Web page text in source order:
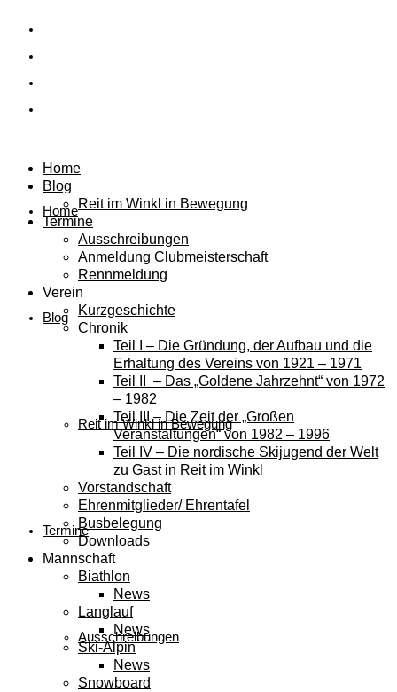
Home
Blog
Reit im Winkl in Bewegung
Termine
Ausschreibungen
Home
Blog
Reit im Winkl in Bewegung
Termine
Ausschreibungen
Anmeldung Clubmeisterschaft
Rennmeldung
Verein
Kurzgeschichte
Chronik
Teil I – Die Gründung, der Aufbau und die
Erhaltung des Vereins von 1921 – 1971
Teil II – Das „Goldene Jahrzehnt“ von 1972
– 1982
Teil III – Die Zeit der „Großen
Veranstaltungen“ von 1982 – 1996
Teil IV – Die nordische Skijugend der Welt
zu Gast in Reit im Winkl
Vorstandschaft
Ehrenmitglieder/ Ehrentafel
Busbelegung
Downloads
Mannschaft
Biathlon
News
Langlauf
News
Ski-Alpin
News
Snowboard